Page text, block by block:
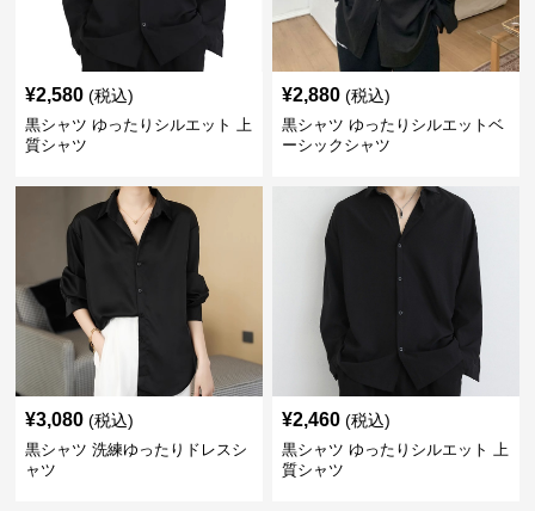
¥2,580 (税込)
黒シャツ ゆったりシルエット 上
質シャツ
¥2,880 (税込)
黒シャツ ゆったりシルエットベ
ーシックシャツ
¥3,080 (税込)
黒シャツ 洗練ゆったりドレスシ
ャツ
¥2,460 (税込)
黒シャツ ゆったりシルエット 上
質シャツ